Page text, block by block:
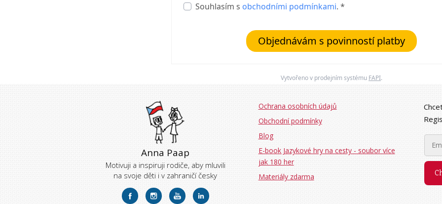
Souhlasím s obchodními podmínkami. *
Objednávám s povinností platby
Vytvořeno v prodejním systému FAPI.
Anna Paap
Motivuji a inspiruji rodiče, aby mluvili
na svoje děti i v zahraničí česky
Ochrana osobních údajů
Obchodní podmínky
Blog
E-book Jazykové hry na cesty - soubor více
jak 180 her
Materiály zdarma